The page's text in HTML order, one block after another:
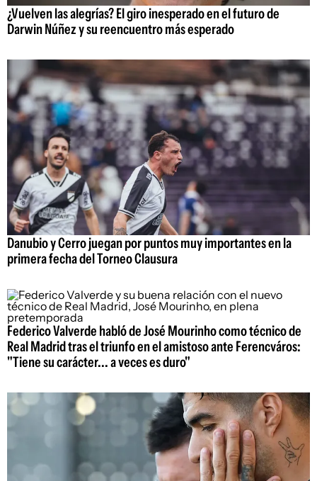
¿Vuelven las alegrías? El giro inesperado en el futuro de
Darwin Núñez y su reencuentro más esperado
Danubio y Cerro juegan por puntos muy importantes en la
primera fecha del Torneo Clausura
Federico Valverde habló de José Mourinho como técnico de
Real Madrid tras el triunfo en el amistoso ante Ferencváros:
"Tiene su carácter... a veces es duro"